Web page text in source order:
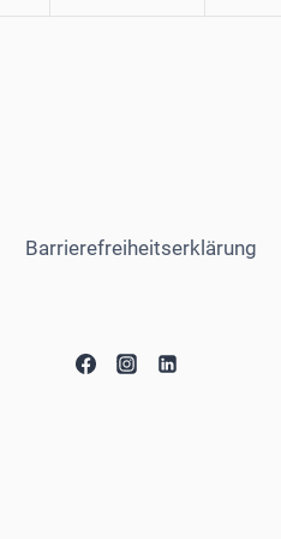
Barrierefreiheitserklärung